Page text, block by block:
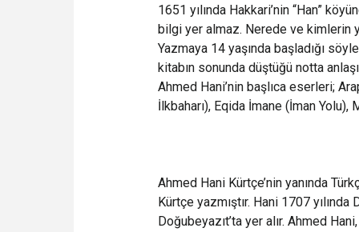
1651 yılında Hakkari’nin “Han”
bilgi yer almaz. Nerede ve kimlerin
Yazmaya 14 yaşında başladığı
kitabın sonunda düştüğü notta
Ahmed Hani’nin başlıca eserleri;
İlkbaharı), Eqida İmane (İman
Ahmed Hani Kürtçe’nin yanında
Kürtçe yazmıştır. Hani 1707
Doğubeyazıt’ta yer alır. Ahmed